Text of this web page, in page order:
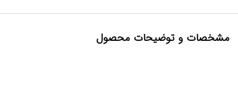
مشخصات و توضیحات محصول